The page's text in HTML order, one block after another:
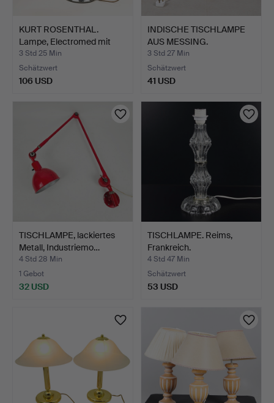
KURT ROSENTHAL.
Lampe, Electromed mit
Infr…
3 Std 25 Min
Schätzwert
106 USD
INDISCHE TISCHLAMPE
AUS MESSING.
3 Std 27 Min
Schätzwert
41 USD
TISCHLAMPE, lackiertes
Metall, Industriemo…
4 Std 28 Min
1 Gebot
32 USD
TISCHLAMPE. Reims,
Frankreich.
4 Std 47 Min
Schätzwert
53 USD